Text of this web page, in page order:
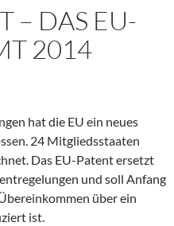
– DAS EU-
2014
hat die EU ein neues
24 Mitgliedsstaaten
Das EU-Patent ersetzt
und soll Anfang
über ein
ist.